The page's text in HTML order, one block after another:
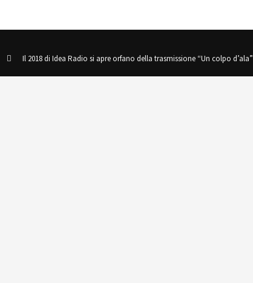
Il 2018 di Idea Radio si apre orfano della trasmissione “Un colpo d’ala”